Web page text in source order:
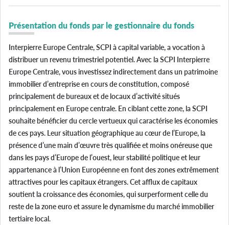
Présentation du fonds par le gestionnaire du fonds
Interpierre Europe Centrale, SCPI à capital variable, a vocation à
distribuer un revenu trimestriel potentiel. Avec la SCPI Interpierre
Europe Centrale, vous investissez indirectement dans un patrimoine
immobilier d’entreprise en cours de constitution, composé
principalement de bureaux et de locaux d’activité situés
principalement en Europe centrale. En ciblant cette zone, la SCPI
souhaite bénéficier du cercle vertueux qui caractérise les économies
de ces pays. Leur situation géographique au cœur de l’Europe, la
présence d’une main d’œuvre très qualifiée et moins onéreuse que
dans les pays d’Europe de l’ouest, leur stabilité politique et leur
appartenance à l’Union Européenne en font des zones extrêmement
attractives pour les capitaux étrangers. Cet afflux de capitaux
soutient la croissance des économies, qui surperforment celle du
reste de la zone euro et assure le dynamisme du marché immobilier
tertiaire local.